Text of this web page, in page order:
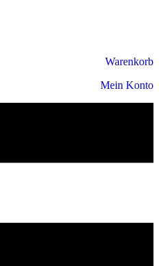
Warenkorb
Mein Konto